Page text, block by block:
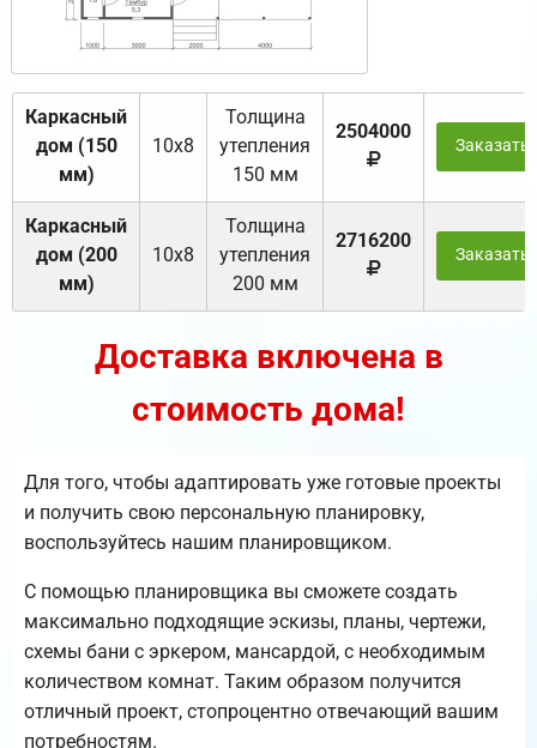
Каркасный
дом (150
мм)
10х8
Толщина
утепления
150 мм
2504000
Заказать
Каркасный
дом (200
мм)
10х8
Толщина
утепления
200 мм
2716200
Заказать
Доставка включена в
стоимость дома!
Для того, чтобы адаптировать уже готовые проекты
и получить свою персональную планировку,
воспользуйтесь нашим планировщиком.
С помощью планировщика вы сможете создать
максимально подходящие эскизы, планы, чертежи,
схемы бани с эркером, мансардой, с необходимым
количеством комнат. Таким образом получится
отличный проект, стопроцентно отвечающий вашим
потребностям.